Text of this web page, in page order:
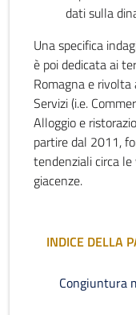
dati sulla
Una specifica
è poi dedicata ai
Romagna e
Servizi (i.e.
Alloggio e
partire dal 2011,
tendenziali circa
giacenze.
INDICE DELLA
Congiuntura